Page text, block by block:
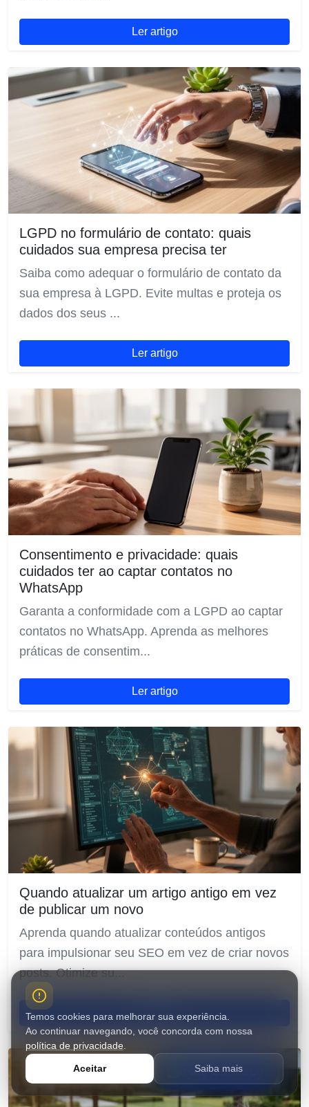
Fale Conosco
Ler artigo
LGPD no formulário de contato: quais
cuidados sua empresa precisa ter
Saiba como adequar o formulário de contato da
sua empresa à LGPD. Evite multas e proteja os
dados dos seus ...
Ler artigo
Consentimento e privacidade: quais
cuidados ter ao captar contatos no
WhatsApp
Garanta a conformidade com a LGPD ao captar
contatos no WhatsApp. Aprenda as melhores
práticas de consentim...
Ler artigo
Quando atualizar um artigo antigo em vez
de publicar um novo
Aprenda quando atualizar conteúdos antigos
para impulsionar seu SEO em vez de criar novos
posts. Otimize su...
Ler artigo
Temos cookies para melhorar sua experiência.
Ao continuar navegando, você concorda com nossa
política de privacidade
Aceitar Saiba mais